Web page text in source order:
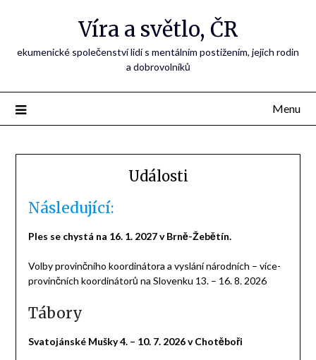
Víra a světlo, ČR
ekumenické společenství lidí s mentálním postižením, jejich rodin
a dobrovolníků
Menu
Události
Následující:
Ples se chystá na 16. 1. 2027 v Brně-Žebětín.
Volby provinčního koordinátora a vyslání národních – více-
provinčních koordinátorů na Slovenku 13. – 16. 8. 2026
Tábory
Svatojánské Mušky 4. – 10. 7. 2026 v Chotěboři